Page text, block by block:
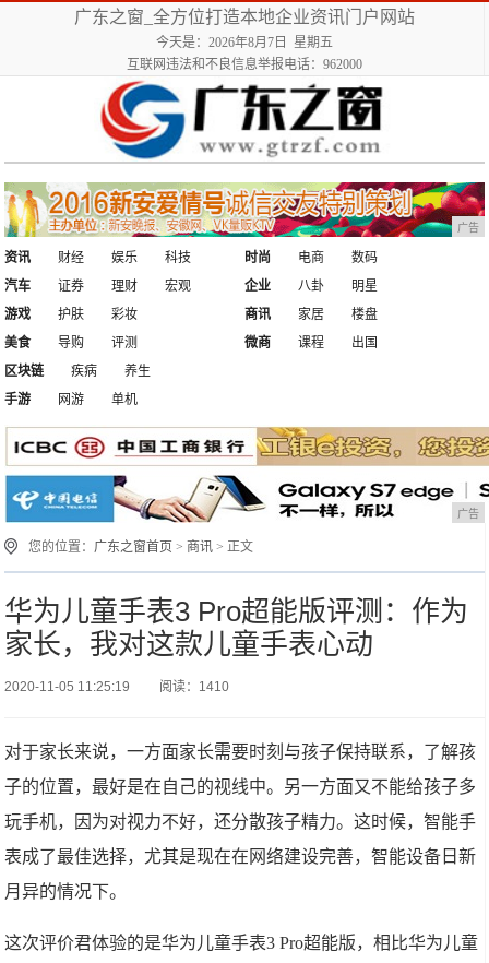
广东之窗_全方位打造本地企业资讯门户网站
今天是：2026年8月7日 星期五
互联网违法和不良信息举报电话：962000
广告
资讯 财经 娱乐
科技
汽车
证券 理财 宏观
时尚 电商
数码
企业
八卦
明星
游戏
护肤
彩妆
美食
导购 评测
商讯 家居
楼盘
微商
课程
出国
区块链
疾病
养生
手游
网游 单机
广告
您的位置： 广东之窗首页 > 商讯 > 正文
华为儿童手表3 Pro超能版评测：作为
家长，我对这款儿童手表心动
2020-11-05 11:25:19 阅读：1410
对于家长来说，一方面家长需要时刻与孩子保持联系，了解孩
子的位置，最好是在自己的视线中。另一方面又不能给孩子多
玩手机，因为对视力不好，还分散孩子精力。这时候，智能手
表成了最佳选择，尤其是现在在网络建设完善，智能设备日新
月异的情况下。
这次评价君体验的是华为儿童手表3 Pro超能版，相比华为儿童